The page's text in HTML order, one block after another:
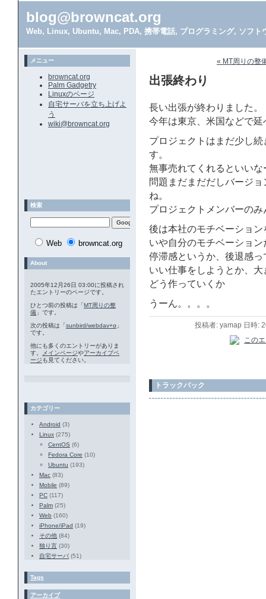
blog@browncat.org
Web, Linux, Ubuntu, Mac, PDA, 携帯電話, プログラミング, ソフト
« MT周りの整
出張終わり
長い出張が終わりました。
今年は東京、米国などで
プロジェクトはまだ少し
す。
無事売れてくれるといいな
問題まだまだだしバージ
ね。
プロジェクトメンバーの
後は本社のモチベーショ
いや自分のモチベーション
停滞感というか、後退感
いい仕事をしようとか、
どう作っていくか
うーん。。。。
投稿者: yamap 日時:
トラックバック
メニュー
browncat.org
Palm Gadgetry
Linuxのページ
自宅サーバを立ち上げよ
う
wiki@browncat.org
検索
Web browncat.org
About
2005年12月26日 03:00に投稿され
たエントリーのページです。
ひとつ前の投稿は「MT周りの整
備 」です。
次の投稿は「sunbird/webdav+α 」
です。
他にも多くのエントリーがありま
す。
メインページやアーカイブペ
ージ も見てください。
カテゴリー
Android (3)
Linux (275)
CentOS (6)
Fedora Core (10)
Ubuntu (193)
Mac (83)
Mobile (89)
PC (117)
Palm (25)
Web (160)
iPhone/iPad (19)
その他 (84)
独り言 (30)
自宅サーバ (51)
Tags
アーカイブ